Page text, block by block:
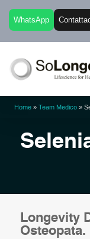
WhatsApp
Home » Team Medico »
Longevity
Osteopata.